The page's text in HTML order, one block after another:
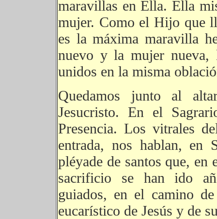
maravillas en Ella. Ella
mujer. Como el Hijo que
es la máxima maravilla
nuevo y la mujer nueva,
unidos en la misma
Quedamos junto al
Jesucristo. En el
Presencia. Los vitrales
entrada, nos hablan, en
pléyade de santos que,
sacrificio se han ido
guiados, en el camino
eucarístico de Jesús y de